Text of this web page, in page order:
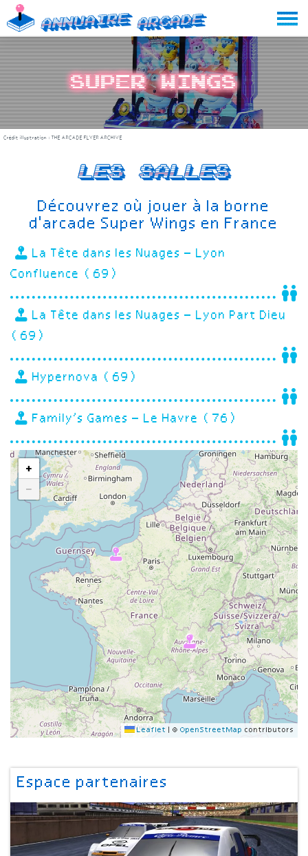
Skip
to
content
Annuaire Arcade
Crédit illustration : THE ARCADE FLYER ARCHIVE
Super Wings
Les salles
Découvrez où jouer à la borne
d'arcade Super Wings en France
La Tête dans les Nuages – Lyon
Confluence (69)
La Tête dans les Nuages – Lyon Part Dieu
(69)
Hypernova (69)
Family’s Games – Le Havre (76)
+
−
Leaflet © OpenStreetMap contributors
Espace partenaires